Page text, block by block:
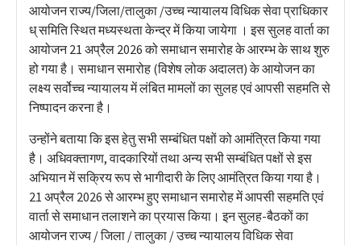
आयोजन राज्य/जिला/तालुका /उच्च न्यायालय विधिक सेवा प्राधिकार
ध् समिति स्थित मध्यस्थता केन्द्र में किया जायेगा । इस सुलह वार्ता का
आयोजन 21 अप्रैल 2026 को समाधान समारोह के आरम्भ के साथ शुरु
हो गया है। समाधान समारोह (विशेष लोक अदालत) के आयोजन का
लक्ष्य सर्वोच्च न्यायालय में लंबित मामलों का सुलह एवं आपसी सहमति से
निष्पादन करना है।
उन्होंने बताया कि इस हेतु सभी सम्बंधित पक्षों को आमंत्रित किया गया
है। अधिवक्तागण, वादकारियों तथा अन्य सभी सम्बंधित पक्षों से इस
अभियान में सक्रिय रूप से भागीदारी के लिए आमंत्रित किया गया है।
21 अप्रैल 2026 से आरम्भ हुए समाधान समारोह में आपसी सहमति एवं
वार्ता से समाधान तलाशने का प्रयास किया। इन सुलह-बैठकों का
आयोजन राज्य / जिला / तालुका / उच्च न्यायालय विधिक सेवा